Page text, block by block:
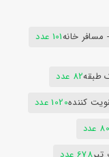
خانه101 عدد
طبقه82 عدد
کننده1020 عدد
80 عدد